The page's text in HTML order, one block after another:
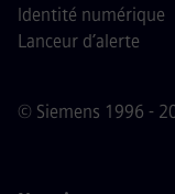
© Siemens 1996 -
Identité numérique
Lanceur d’alerte